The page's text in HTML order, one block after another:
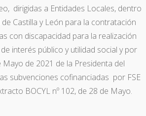
dirigidas a Entidades Locales, dentro
Castilla y León para la contratación
con discapacidad para la realización
interés público y utilidad social y por
de 2021 de la Presidenta del
subvenciones cofinanciadas por FSE
BOCYL nº 102, de 28 de Mayo.